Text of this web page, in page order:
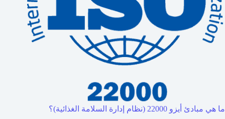
ما هي مبادئ أيزو 22000 (نظام إدارة السلامة الغذائية)؟